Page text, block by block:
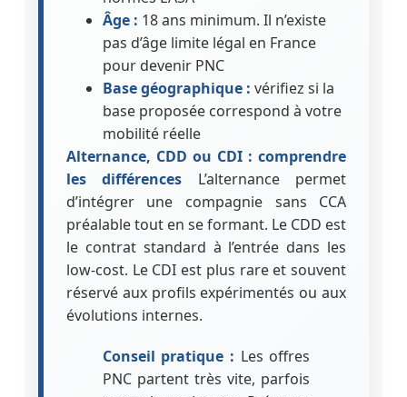
Âge : 18 ans minimum. Il n’existe
pas d’âge limite légal en France
pour devenir PNC
Base géographique : vérifiez si la
base proposée correspond à votre
mobilité réelle
Alternance, CDD ou CDI : comprendre
les différences L’alternance permet
d’intégrer une compagnie sans CCA
préalable tout en se formant. Le CDD est
le contrat standard à l’entrée dans les
low-cost. Le CDI est plus rare et souvent
réservé aux profils expérimentés ou aux
évolutions internes.
Conseil pratique : Les offres
PNC partent très vite, parfois